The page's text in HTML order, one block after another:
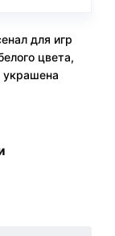
для игр
цвета,